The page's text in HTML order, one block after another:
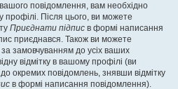
повідомлення, вам необхідно
профілі. Після цього, ви можете
Приєднати підпис в формі написання
приєднався. Також ви можете
замовчуванням до усіх ваших
відмітку в вашому профілі (ви
окремих повідомлень, знявши відмітку
в формі написання повідомлення).